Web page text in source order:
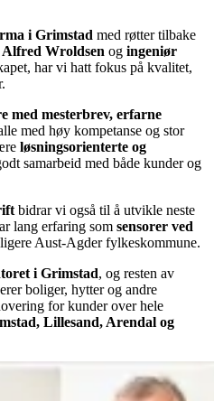
i Grimstad med røtter tilbake
Alfred Wroldsen og ingeniør
har vi hatt fokus på kvalitet,
med mesterbrev, erfarne
med høy kompetanse og stor
løsningsorienterte og
samarbeid med både kunder og
bidrar vi også til å utvikle neste
lang erfaring som sensorer ved
Aust-Agder fylkeskommune.
i Grimstad, og resten av
boliger, hytter og andre
for kunder over hele
Lillesand, Arendal og